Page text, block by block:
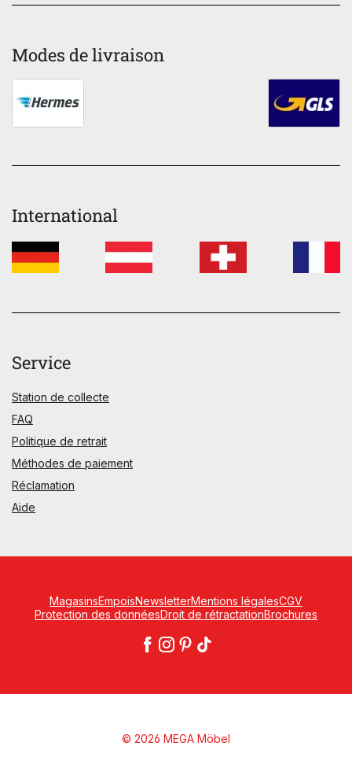
Modes de livraison
International
Service
Station de collecte
FAQ
Politique de retrait
Méthodes de paiement
Réclamation
Aide
MagasinsEmpoisNewsletterMentions légalesCGV
Protection des donnéesDroit de rétractationBrochures
© 2026 MEGA Möbel